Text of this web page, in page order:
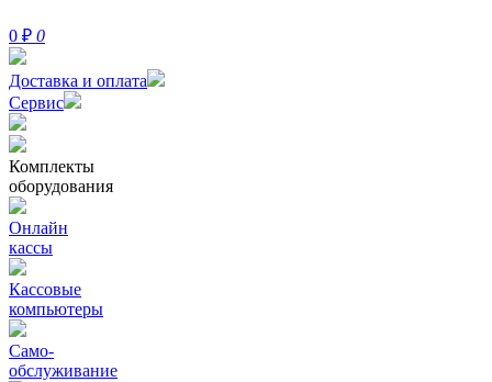
0 ₽ 0
Доставка и оплата
Сервис
Комплекты
оборудования
Онлайн
кассы
Кассовые
компьютеры
Само-
обслуживание